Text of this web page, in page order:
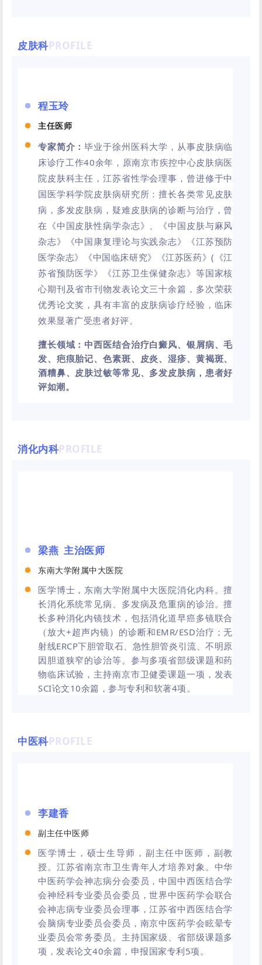
皮肤科PROFILE
程玉玲
主任医师
专家简介：毕业于徐州医科大学，从事皮肤病临
床诊疗工作40余年，原南京市疾控中心皮肤病医
院皮肤科主任，江苏省性学会理事，曾进修于中
国医学科学院皮肤病研究所：擅长各类常见皮肤
病，多发皮肤病，疑难皮肤病的诊断与治疗，曾
在《中国皮肤性病学杂志》、《中国皮肤与麻风
杂志》《中国康复理论与实践杂志》《江苏预防
医学杂志》《中国临床研究》《江苏医药》(《江
苏省预防医学》《江苏卫生保健杂志》等国家核
心期刊及省市刊物发表论文三十余篇，多次荣获
优秀论文奖，具有丰富的皮肤病诊疗经验，临床
效果显著广受患者好评。
擅长领域：中西医结合治疗白癜风、银屑病、毛
发、疤痕胎记、色素斑、皮炎、湿疹、黄褐斑、
酒糟鼻、皮肤过敏等常见、多发皮肤病，患者好
评如潮。
消化内科PROFILE
梁燕 主治医师
东南大学附属中大医院
医学博士，东南大学附属中大医院消化内科。擅
长消化系统常见病、多发病及危重病的诊治。擅
长多种消化内镜技术，包括消化道早癌多镜联合
（放大+超声内镜）的诊断和EMR/ESD治疗；无
射线ERCP下胆管取石、急性胆管炎引流、不明原
因胆道狭窄的诊治等。参与多项省部级课题和药
物临床试验，主持南京市卫健委课题一项，发表
SCI论文10余篇，参与专利和软著4项。
中医科PROFILE
李建香
副主任中医师
医学博士，硕士生导师，副主任中医师，副教
授。江苏省南京市卫生青年人才培养对象。中华
中医药学会神志病分会委员，中国中西医结合学
会神经科专业委员会委员，世界中医药学会联合
会神志病专业委员会理事，江苏省中西医结合学
会脑病专业委员会委员，南京中医药学会眩晕专
业委员会常务委员。主持国家级、省部级课题多
项，发表论文40余篇，申报国家专利5项。